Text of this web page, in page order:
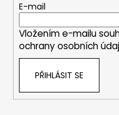
E-mail
Vložením e-mailu
ochrany osobních
PŘIHLÁSIT SE